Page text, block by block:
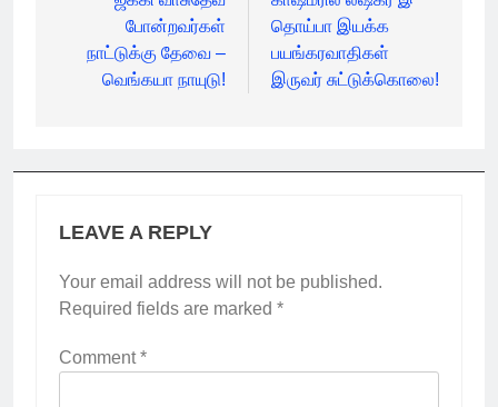
போன்றவர்கள்
நாட்டுக்கு தேவை –
வெங்கயா நாயுடு!
தொய்பா இயக்க
பயங்கரவாதிகள்
இருவர் சுட்டுக்கொலை!
LEAVE A REPLY
Your email address will not be published.
Required fields are marked *
Comment*